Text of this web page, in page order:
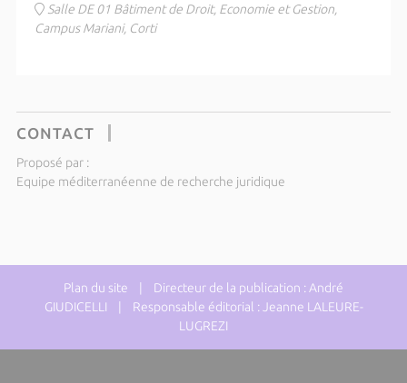
Salle DE 01 Bâtiment de Droit, Economie et Gestion,
Campus Mariani, Corti
CONTACT
Proposé par :
Equipe méditerranéenne de recherche juridique
Plan du site | Directeur de la publication : André
GIUDICELLI | Responsable éditorial : Jeanne LALEURE-
LUGREZI